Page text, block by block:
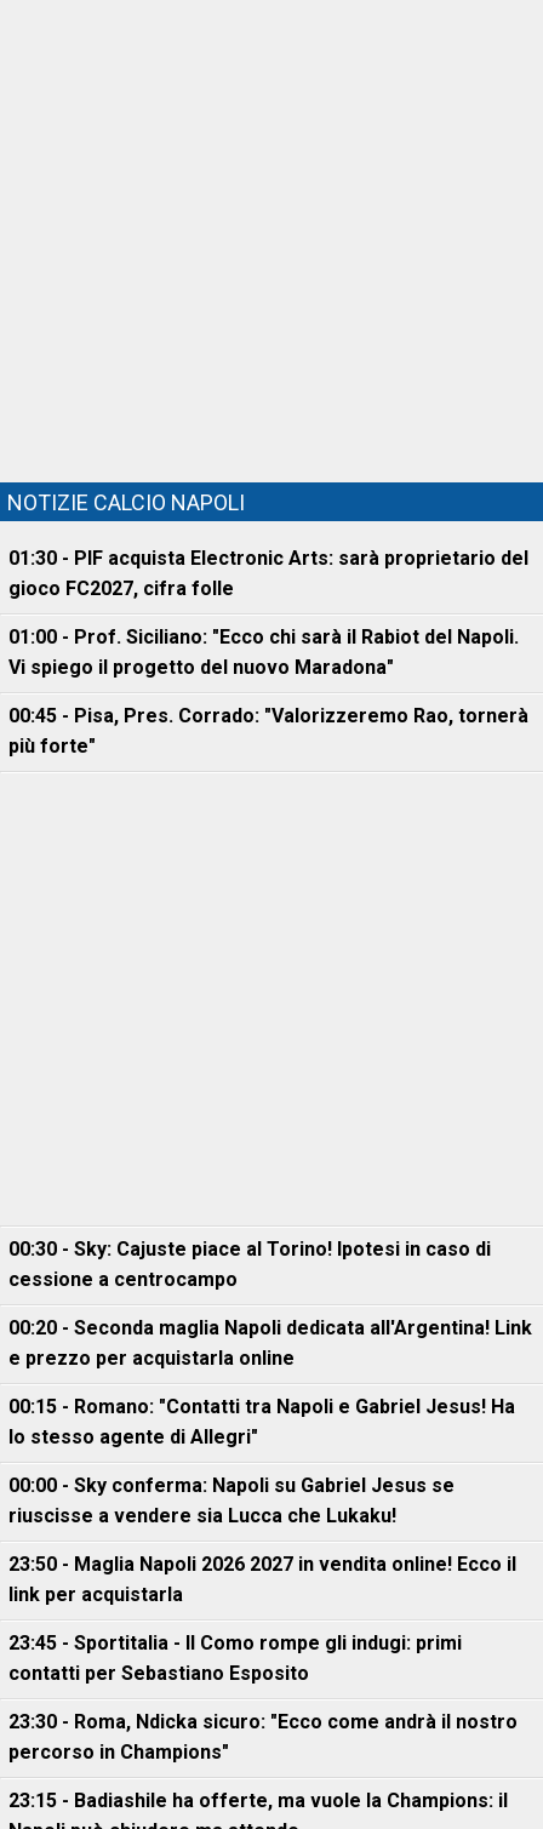
NOTIZIE CALCIO NAPOLI
01:30 - PIF acquista Electronic Arts: sarà proprietario del
gioco FC2027, cifra folle
01:00 - Prof. Siciliano: "Ecco chi sarà il Rabiot del Napoli.
Vi spiego il progetto del nuovo Maradona"
00:45 - Pisa, Pres. Corrado: "Valorizzeremo Rao, tornerà
più forte"
00:30 - Sky: Cajuste piace al Torino! Ipotesi in caso di
cessione a centrocampo
00:20 - Seconda maglia Napoli dedicata all'Argentina! Link
e prezzo per acquistarla online
00:15 - Romano: "Contatti tra Napoli e Gabriel Jesus! Ha
lo stesso agente di Allegri"
00:00 - Sky conferma: Napoli su Gabriel Jesus se
riuscisse a vendere sia Lucca che Lukaku!
23:50 - Maglia Napoli 2026 2027 in vendita online! Ecco il
link per acquistarla
23:45 - Sportitalia - Il Como rompe gli indugi: primi
contatti per Sebastiano Esposito
23:30 - Roma, Ndicka sicuro: "Ecco come andrà il nostro
percorso in Champions"
23:15 - Badiashile ha offerte, ma vuole la Champions: il